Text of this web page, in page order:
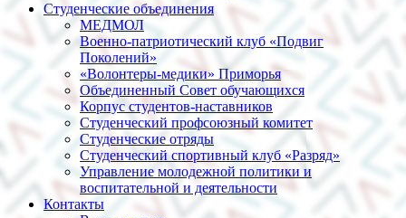
Студенческие объединения
МЕДМОЛ
Военно-патриотический клуб «Подвиг
Поколений»
«Волонтеры-медики» Приморья
Объединенный Совет обучающихся
Корпус студентов-наставников
Студенческий профсоюзный комитет
Студенческие отряды
Студенческий спортивный клуб «Разряд»
Управление молодежной политики и
воспитательной и деятельности
Контакты